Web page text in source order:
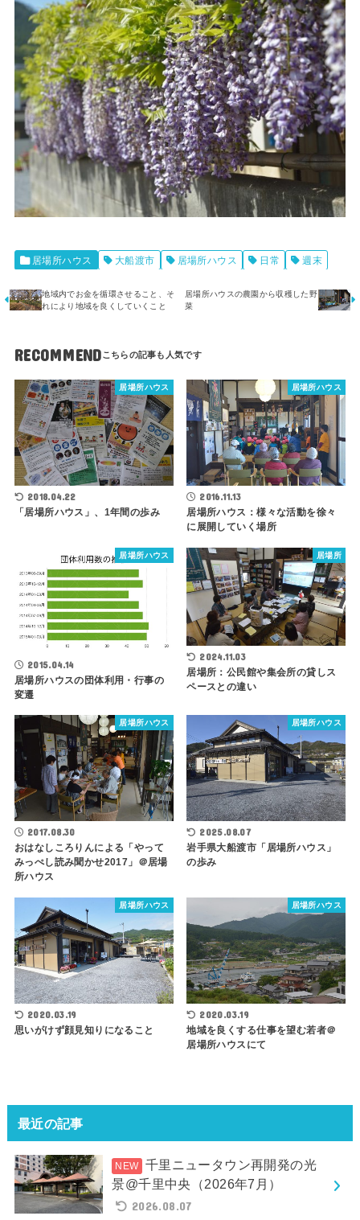
居場所ハウス 大船渡市 居場所ハウス 日常 週末
地域内でお金を循環させること、そ
れにより地域を良くしていくこと
居場所ハウスの農園から収穫した野
菜
RECOMMEND
居場所ハウス
2018.04.22
「居場所ハウス」、1年間の歩み
居場所ハウス
2016.11.13
居場所ハウス：様々な活動を徐々
に展開していく場所
居場所ハウス
2015.04.14
居場所ハウスの団体利用・行事の
変遷
居場所
2024.11.03
居場所：公民館や集会所の貸しス
ペースとの違い
居場所ハウス
2017.08.30
おはなしころりんによる「やって
みっぺし読み聞かせ2017」＠居場
所ハウス
居場所ハウス
2025.08.07
岩手県大船渡市「居場所ハウス」
の歩み
居場所ハウス
2020.03.19
思いがけず顔見知りになること
居場所ハウス
2020.03.19
地域を良くする仕事を望む若者＠
居場所ハウスにて
最近の記事
千里ニュータウン再開発の光
景@千里中央（2026年7月）
2026.08.07